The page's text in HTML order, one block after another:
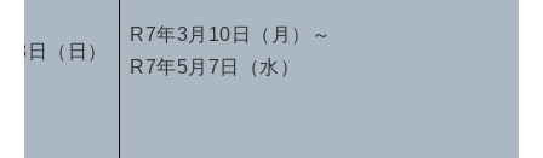
日（日）
R7年3月10日（月）～
R7年5月7日（水）